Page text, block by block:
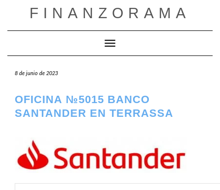
FINANZORAMA
Cambiar modo de navegación
8 de junio de 2023
OFICINA №5015 BANCO
SANTANDER EN TERRASSA